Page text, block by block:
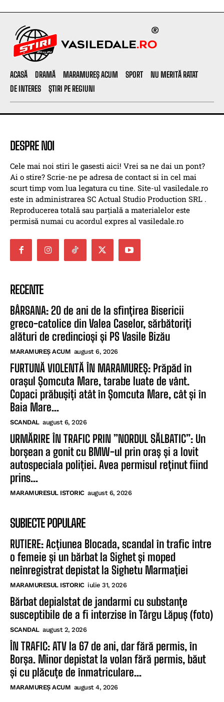
ACASĂ DRAMĂ MARAMUREȘ ACUM SPORT
NU MERITĂ RATAT
DE INTERES
ȘTIRI PE REGIUNI
DESPRE NOI
Cele mai noi stiri le gasesti aici! Vrei sa ne dai un pont?
Ai o stire? Scrie-ne pe adresa de contact si in cel mai
scurt timp vom lua legatura cu tine. Site-ul vasiledale.ro
este in administrarea SC Actual Studio Production SRL .
Reproducerea totală sau parțială a materialelor este
permisă numai cu acordul expres al vasiledale.ro
RECENTE
BÂRSANA: 20 de ani de la sfințirea Bisericii
greco-catolice din Valea Caselor, sărbătoriți
alături de credincioși și PS Vasile Bizău
MARAMUREȘ ACUM august 6, 2026
FURTUNĂ VIOLENTĂ ÎN MARAMUREȘ: Prăpăd în
orașul Șomcuta Mare, tarabe luate de vânt.
Copaci prăbușiți atât în Șomcuta Mare, cât și în
Baia Mare...
SCANDAL august 6, 2026
URMĂRIRE ÎN TRAFIC PRIN ”NORDUL SĂLBATIC”: Un
borșean a gonit cu BMW-ul prin oraș și a lovit
autospeciala poliției. Avea permisul reținut fiind
prins...
MARAMURESUL ISTORIC august 6, 2026
SUBIECTE POPULARE
RUTIERE: Acțiunea Blocada, scandal în trafic între
o femeie și un bărbat la Sighet și moped
neînregistrat depistat la Sighetu Marmației
MARAMURESUL ISTORIC iulie 31, 2026
Bărbat depialstat de jandarmi cu substanțe
susceptibile de a fi interzise în Târgu Lăpuș (foto)
SCANDAL august 2, 2026
ÎN TRAFIC: ATV la 67 de ani, dar fără permis, în
Borșa. Minor depistat la volan fără permis, băut
și cu plăcuțe de înmatriculare...
MARAMUREȘ ACUM august 4, 2026